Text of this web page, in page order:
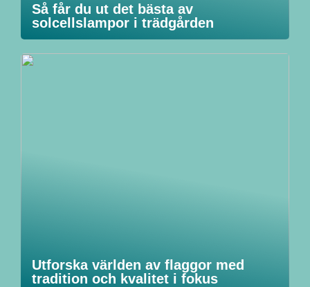
Så får du ut det bästa av
solcellslampor i trädgården
Utforska världen av flaggor med
tradition och kvalitet i fokus